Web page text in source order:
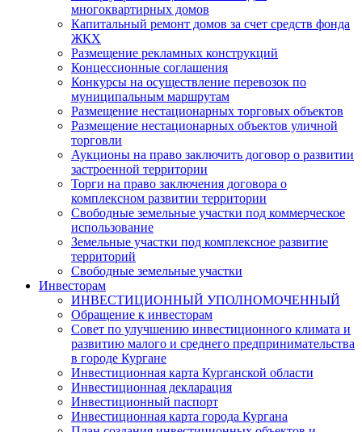
многоквартирных домов
Капитальный ремонт домов за счет средств фонда
ЖКХ
Размещение рекламных конструкций
Концессионные соглашения
Конкурсы на осуществление перевозок по
муниципальным маршрутам
Размещение нестационарных торговых объектов
Размещение нестационарных объектов уличной
торговли
Аукционы на право заключить договор о развитии
застроенной территории
Торги на право заключения договора о
комплексном развитии территории
Свободные земельные участки под коммерческое
использование
Земельные участки под комплексное развитие
территорий
Свободные земельные участки
Инвесторам
ИНВЕСТИЦИОННЫЙ УПОЛНОМОЧЕННЫЙ
Обращение к инвесторам
Совет по улучшению инвестиционного климата и
развитию малого и среднего предпринимательства
в городе Кургане
Инвестиционная карта Курганской области
Инвестиционная декларация
Инвестиционный паспорт
Инвестиционная карта города Кургана